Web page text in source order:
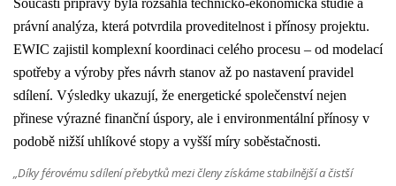
Součástí přípravy byla rozsáhlá technicko-ekonomická studie a
právní analýza, která potvrdila proveditelnost i přínosy projektu.
EWIC zajistil komplexní koordinaci celého procesu – od modelací
spotřeby a výroby přes návrh stanov až po nastavení pravidel
sdílení. Výsledky ukazují, že energetické společenství nejen
přinese výrazné finanční úspory, ale i environmentální přínosy v
podobě nižší uhlíkové stopy a vyšší míry soběstačnosti.
„Díky férovému sdílení přebytků mezi členy získáme stabilnější a čistší